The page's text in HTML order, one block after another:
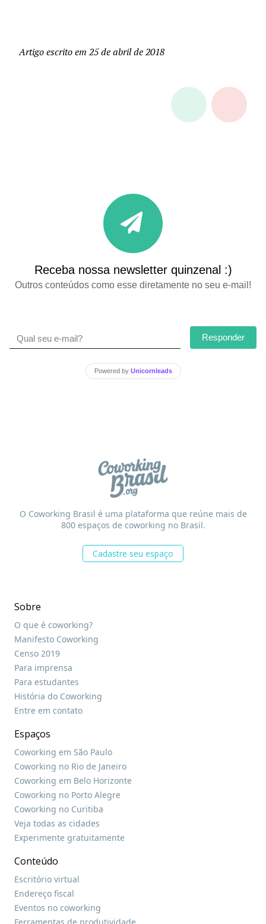
Artigo escrito em 25 de abril de 2018
Receba nossa newsletter quinzenal :)
Outros conteúdos como esse diretamente no seu e-mail!
Responder
Powered by Unicornleads
O Coworking Brasil é uma plataforma que reúne mais de
800 espaços de coworking no Brasil.
Cadastre seu espaço
Sobre
O que é coworking?
Manifesto Coworking
Censo 2019
Para imprensa
Para estudantes
História do Coworking
Entre em contato
Espaços
Coworking em São Paulo
Coworking no Rio de Janeiro
Coworking em Belo Horizonte
Coworking no Porto Alegre
Coworking no Curitiba
Veja todas as cidades
Experimente gratuitamente
Conteúdo
Escritório virtual
Endereço fiscal
Eventos no coworking
Ferramentas de produtividade